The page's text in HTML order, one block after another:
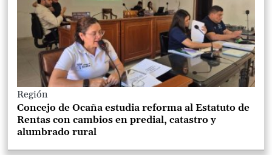
Región
Concejo de Ocaña estudia reforma al Estatuto de
Rentas con cambios en predial, catastro y
alumbrado rural